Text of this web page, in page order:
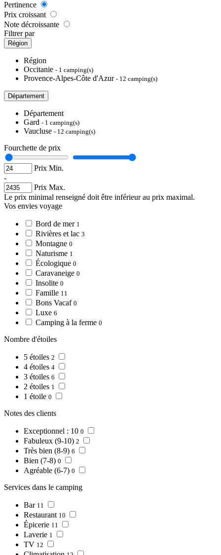
Pertinence
Prix croissant
Note décroissante
Filtrer par
Région
Région
Occitanie - 1 camping(s)
Provence-Alpes-Côte d'Azur - 12 camping(s)
Département
Département
Gard - 1 camping(s)
Vaucluse - 12 camping(s)
Fourchette de prix
Prix Min.
-
Prix Max.
Le prix minimal renseigné doit être inférieur au prix maximal.
Vos envies voyage
Bord de mer 1
Rivières et lac 3
Montagne 0
Naturisme 1
Écologique 0
Caravaneige 0
Insolite 0
Famille 11
Bons Vacaf 0
Luxe 6
Camping à la ferme 0
Nombre d'étoiles
5 étoiles 2
4 étoiles 4
3 étoiles 6
2 étoiles 1
1 étoile 0
Notes des clients
Exceptionnel : 10 0
Fabuleux (9-10) 2
Très bien (8-9) 6
Bien (7-8) 0
Agréable (6-7) 0
Services dans le camping
Bar 11
Restaurant 10
Épicerie 11
Laverie 1
TV 12